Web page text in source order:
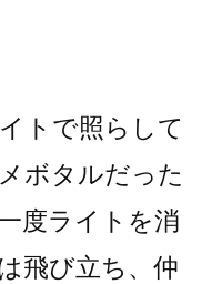
トで照らして
ボタルだった
度ライトを消
飛び立ち、仲